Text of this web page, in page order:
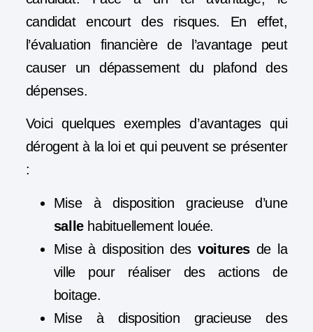
candidat encourt des risques. En effet,
l’évaluation financière de l’avantage peut
causer un dépassement du plafond des
dépenses.
Voici quelques exemples d’avantages qui
dérogent à la loi et qui peuvent se présenter
:
Mise à disposition gracieuse d’une
sallehabituellement louée.
Mise à disposition desvoituresde la
ville pour réaliser des actions de
boitage.
Mise à disposition gracieuse des